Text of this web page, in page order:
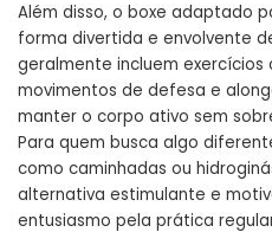
Além disso, o boxe adaptado
forma divertida e envolvente
geralmente incluem exercícios
movimentos de defesa e
manter o corpo ativo sem
Para quem busca algo
como caminhadas ou
alternativa estimulante e
entusiasmo pela prática